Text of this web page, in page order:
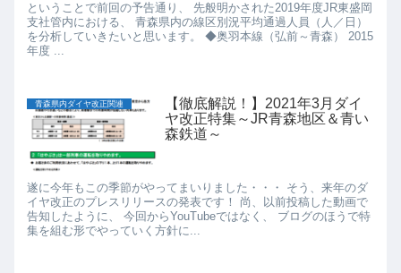
ということで前回の予告通り、 先般明かされた2019年度JR東盛岡
支社管内における、 青森県内の線区別況平均通過人員（人／日）
を分析していきたいと思います。 ◆奥羽本線（弘前～青森） 2015
年度 ...
青森県内ダイヤ改正関連
【徹底解説！】2021年3月ダイ
ヤ改正特集～JR青森地区＆青い
森鉄道～
遂に今年もこの季節がやってまいりました・・・ そう、来年のダ
イヤ改正のプレスリリースの発表です！ 尚、以前投稿した動画で
告知したように、 今回からYouTubeではなく、 ブログのほうで特
集を組む形でやっていく方針に...